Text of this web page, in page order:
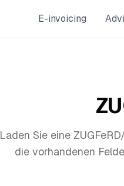
E-invoicing
Laden Sie eine
die vorhandenen